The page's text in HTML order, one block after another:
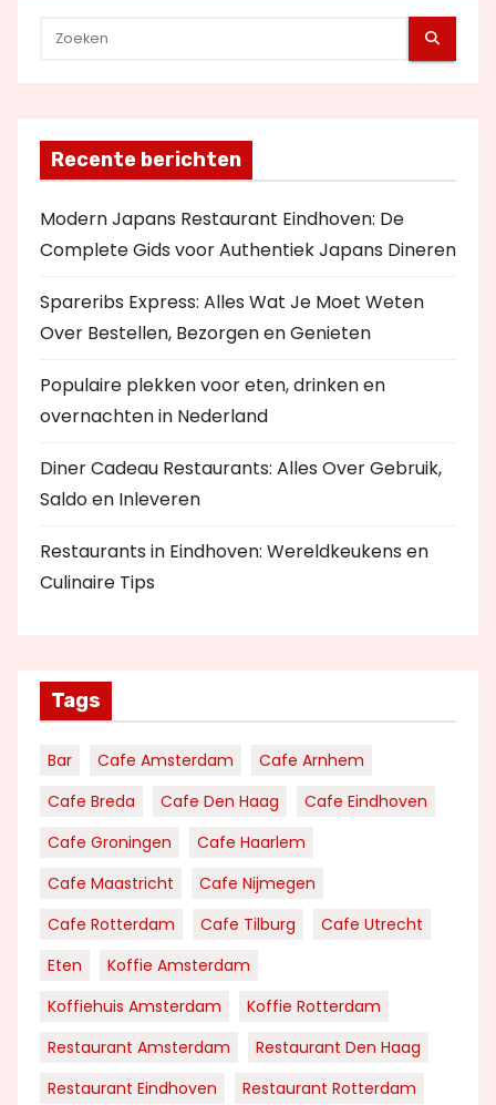
Recente berichten
Modern Japans Restaurant Eindhoven: De
Complete Gids voor Authentiek Japans Dineren
Spareribs Express: Alles Wat Je Moet Weten
Over Bestellen, Bezorgen en Genieten
Populaire plekken voor eten, drinken en
overnachten in Nederland
Diner Cadeau Restaurants: Alles Over Gebruik,
Saldo en Inleveren
Restaurants in Eindhoven: Wereldkeukens en
Culinaire Tips
Tags
Bar Cafe Amsterdam
Cafe Arnhem
Cafe Breda
Cafe Den Haag
Cafe Eindhoven
Cafe Groningen
Cafe Haarlem
Cafe Maastricht
Cafe Nijmegen
Cafe Rotterdam
Cafe Tilburg
Cafe Utrecht
Eten
Koffie Amsterdam
Koffiehuis Amsterdam
Koffie Rotterdam
Restaurant Amsterdam
Restaurant Den Haag
Restaurant Eindhoven
Restaurant Rotterdam